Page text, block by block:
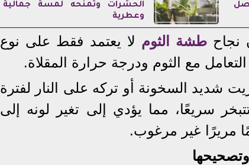
الحشرات وتمنحه لمسة جمالية
وعطرية
طشة الثوم لا يعتمد فقط على نوع
مع الثوم ودرجة حرارة المقلاة.
شديد السخونة أو تركه على النار لفترة
سريعًا، مما يؤدي إلى تغير لونه إلى
مريرًا غير مرغوب.